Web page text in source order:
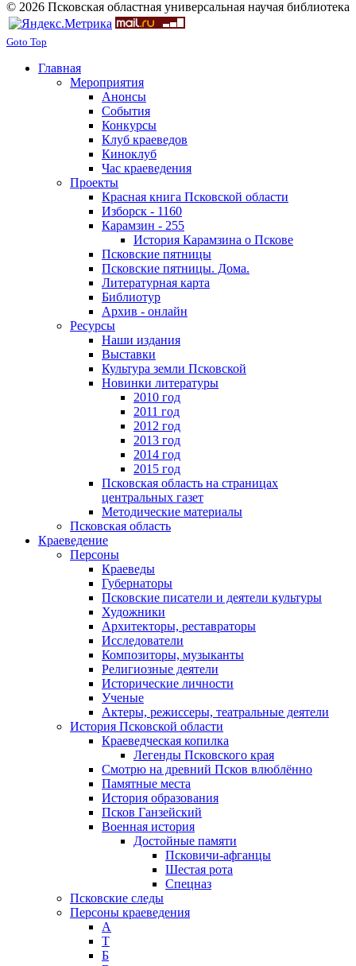
© 2026 Псковская областная универсальная научая библиотека
Goto Top
Главная
Мероприятия
Анонсы
События
Конкурсы
Клуб краеведов
Киноклуб
Час краеведения
Проекты
Красная книга Псковской области
Изборск - 1160
Карамзин - 255
История Карамзина о Пскове
Псковские пятницы
Псковские пятницы. Дома.
Литературная карта
Библиотур
Архив - онлайн
Ресурсы
Наши издания
Выставки
Культура земли Псковской
Новинки литературы
2010 год
2011 год
2012 год
2013 год
2014 год
2015 год
Псковская область на страницах
центральных газет
Методические материалы
Псковская область
Краеведение
Персоны
Краеведы
Губернаторы
Псковские писатели и деятели культуры
Художники
Архитекторы, реставраторы
Исследователи
Композиторы, музыканты
Религиозные деятели
Исторические личности
Ученые
Актеры, режиссеры, театральные деятели
История Псковской области
Краеведческая копилка
Легенды Псковского края
Смотрю на древний Псков влюблённо
Памятные места
История образования
Псков Ганзейский
Военная история
Достойные памяти
Псковичи-афганцы
Шестая рота
Спецназ
Псковские следы
Персоны краеведения
А
T
Б